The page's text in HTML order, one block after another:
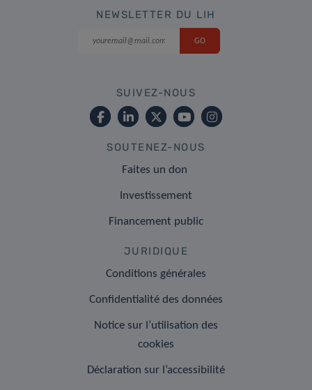
NEWSLETTER DU LIH
SUIVEZ-NOUS
SOUTENEZ-NOUS
Faites un don
Investissement
Financement public
JURIDIQUE
Conditions générales
Confidentialité des données
Notice sur l’utilisation des
cookies
Déclaration sur l’accessibilité